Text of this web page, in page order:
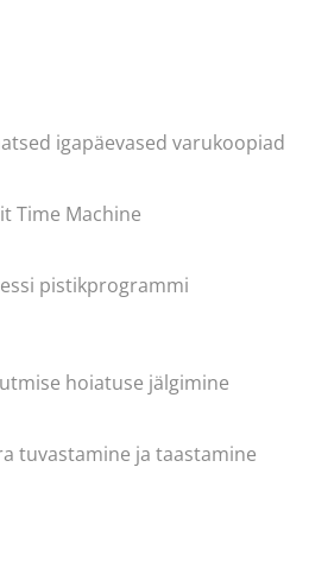
igapäevased varukoopiad
Time Machine
pistikprogrammi
hoiatuse jälgimine
tuvastamine ja taastamine